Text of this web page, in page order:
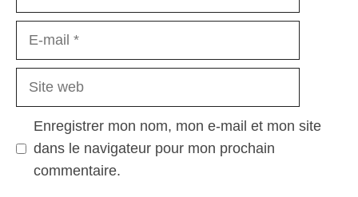
Site
Enregistrer mon nom, mon e-mail et mon site
dans le navigateur pour mon prochain
commentaire.